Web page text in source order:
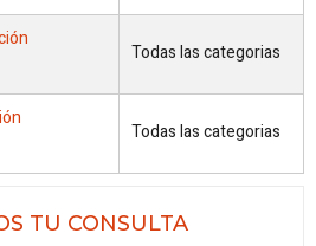
Todas las categorias
Todas las categorias
TU CONSULTA